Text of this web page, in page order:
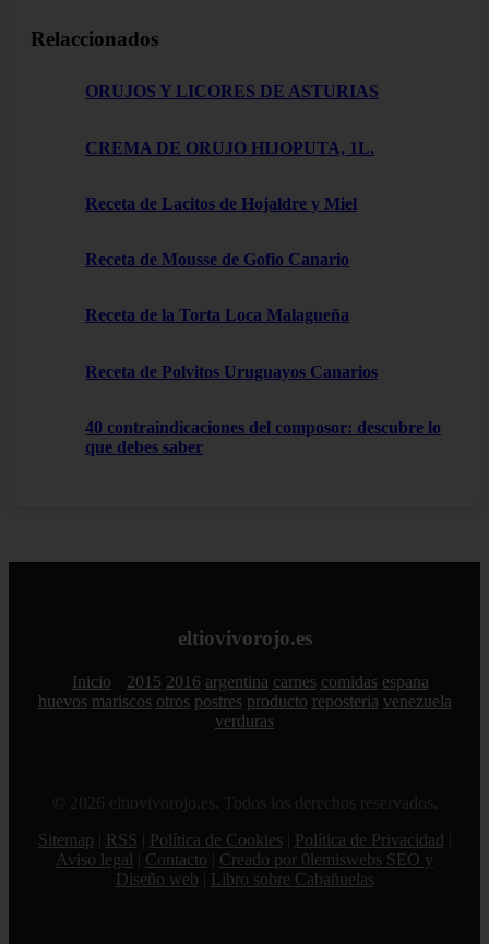
Relaccionados
ORUJOS Y LICORES DE ASTURIAS
CREMA DE ORUJO HIJOPUTA, 1L.
Receta de Lacitos de Hojaldre y Miel
Receta de Mousse de Gofio Canario
Receta de la Torta Loca Malagueña
Receta de Polvitos Uruguayos Canarios
40 contraindicaciones del composor: descubre lo
que debes saber
eltiovivorojo.es
Inicio 2015 2016 argentina carnes comidas espana
huevos mariscos otros postres producto reposteria venezuela
verduras
© 2026 eltiovivorojo.es. Todos los derechos reservados.
Sitemap
RSS Política de Cookies Política de Privacidad
Aviso legal
Contacto
Creado por 0lemiswebs SEO y
Diseño web
Libro sobre Cabañuelas